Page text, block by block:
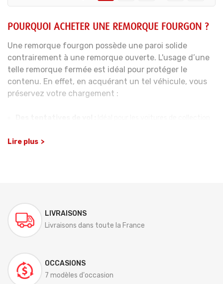
POURQUOI ACHETER UNE REMORQUE FOURGON ?
Une remorque fourgon possède une paroi solide
contrairement à une remorque ouverte. L'usage d’une
telle remorque fermée est idéal pour protéger le
contenu. En effet, en acquérant un tel véhicule, vous
préservez votre chargement :
Des intempéries :
fourgons vous assurent un transport optimal grâce à
leur légèreté et leur structure profilée.
DOUBLE ESSIEUX ?
L’une des premières questions à se poser lors de votre
Lire plus
LIVRAISONS
Livraisons dans toute la France
OCCASIONS
7 modèles d'occasion